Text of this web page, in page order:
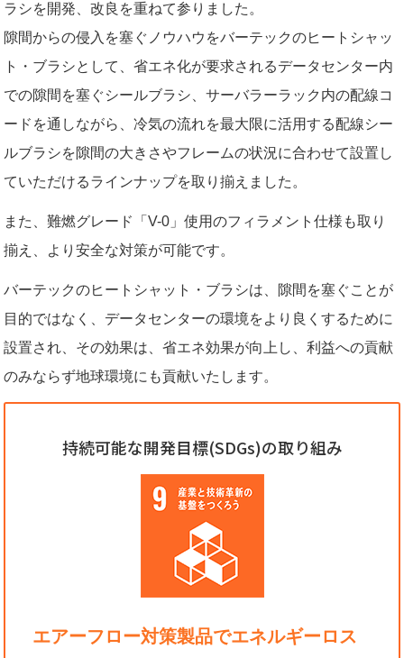
ラシを開発、改良を重ねて参りました。
隙間からの侵入を塞ぐノウハウをバーテックのヒートシャッ
ト・ブラシとして、省エネ化が要求されるデータセンター内
での隙間を塞ぐシールブラシ、サーバラーラック内の配線コ
ードを通しながら、冷気の流れを最大限に活用する配線シー
ルブラシを隙間の大きさやフレームの状況に合わせて設置し
ていただけるラインナップを取り揃えました。
また、難燃グレード「V-0」使用のフィラメント仕様も取り
揃え、より安全な対策が可能です。
バーテックのヒートシャット・ブラシは、隙間を塞ぐことが
目的ではなく、データセンターの環境をより良くするために
設置され、その効果は、省エネ効果が向上し、利益への貢献
のみならず地球環境にも貢献いたします。
持続可能な開発目標(SDGs)の取り組み
エアーフロー対策製品でエネルギーロス